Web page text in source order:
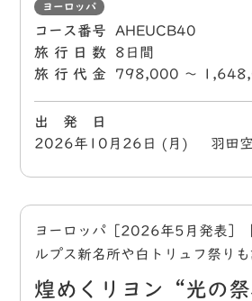
ヨーロッパ
コース番号
AHEUCB40
旅行日数
8日間
旅行代金
798,000 〜
出 発 日
2026年10月26日 (月) 羽田空
ヨーロッパ［2026年5月発表］
ルプス新名所や白トリュフ祭りも
煌めくリヨン“光の